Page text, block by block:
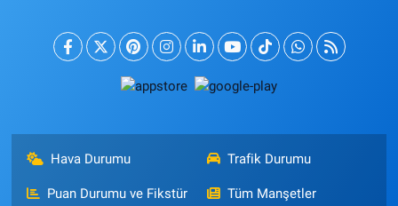
Hava Durumu Trafik Durumu
Puan Durumu ve Fikstür Tüm Manşetler